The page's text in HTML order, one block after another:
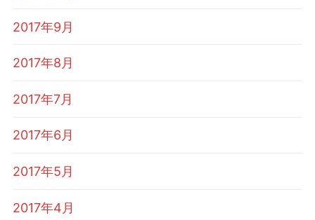
2017年9月
2017年8月
2017年7月
2017年6月
2017年5月
2017年4月